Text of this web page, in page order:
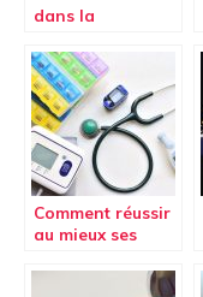
dans la
Comment réussir
au mieux ses
(Parcours d’Accès